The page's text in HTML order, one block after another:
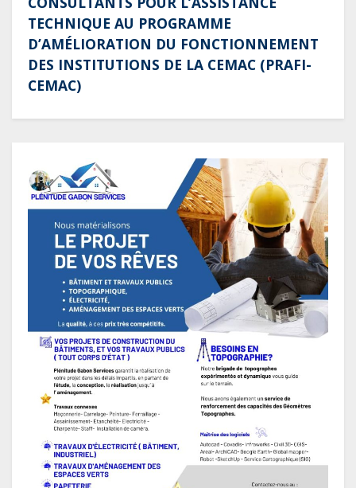
TECHNIQUE AU PROGRAMME
D’AMÉLIORATION DU FONCTIONNEMENT
DES INSTITUTIONS DE LA CEMAC (PRAFI-
CEMAC)